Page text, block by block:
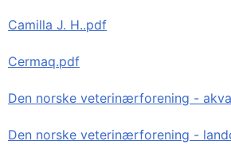
Camilla J. H..pdf
Cermaq.pdf
Den norske veterinærforening -
Den norske veterinærforening -